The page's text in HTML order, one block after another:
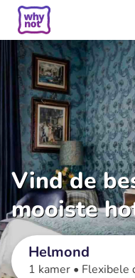
Vind de
mooiste
Helmond
1 kamer • Flexibele